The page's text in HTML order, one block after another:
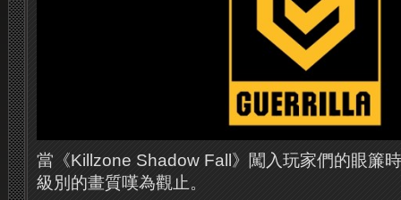
當《Killzone Shadow Fall》闖入玩家們的眼簾
級別的畫質嘆為觀止。